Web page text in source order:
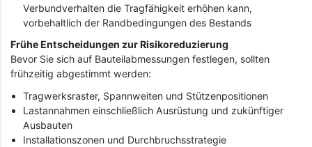
Verbundverhalten die Tragfähigkeit erhöhen kann,
vorbehaltlich der Randbedingungen des Bestands
Frühe Entscheidungen zur Risikoreduzierung
Bevor Sie sich auf Bauteilabmessungen festlegen, sollten
frühzeitig abgestimmt werden:
Tragwerksraster, Spannweiten und Stützenpositionen
Lastannahmen einschließlich Ausrüstung und zukünftiger
Ausbauten
Installationszonen und Durchbruchsstrategie